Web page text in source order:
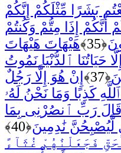
بَشَرًا مِّثْلَكُمْ إِنَّكُمْ
أَنَّكُمْ إِذَا مِتُّمْ وَكُنتُمْ
﴿35﴾
هَيْهَاتَ هَيْهَاتَ
حَيَاتُنَا ٱلدُّنْيَا نَمُوتُ
﴿37﴾
إِنْ هُوَ إِلَّا رَجُلٌ
كَذِبًا وَمَا نَحْنُ لَهُۥ
قَالَ رَبِّ ٱنصُرْنِى بِمَا
لَّيُصْبِحُنَّ نَٰدِمِينَ﴿40﴾
فَجَعَلْنَٰهُمْ غُثَآءً